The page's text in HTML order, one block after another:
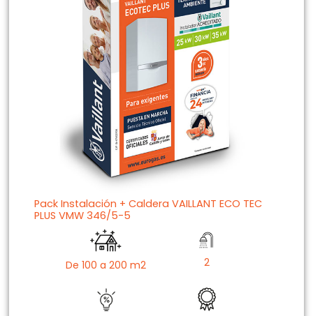
Pack Instalación + Caldera VAILLANT ECO TEC
PLUS VMW 346/5-5
De 100 a 200 m2 2